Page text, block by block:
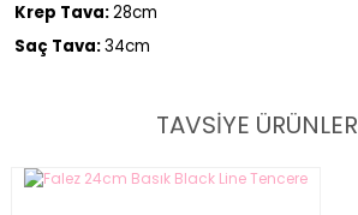
Krep Tava:28cm
Saç Tava:34cm
TAVSİYE ÜRÜNLER